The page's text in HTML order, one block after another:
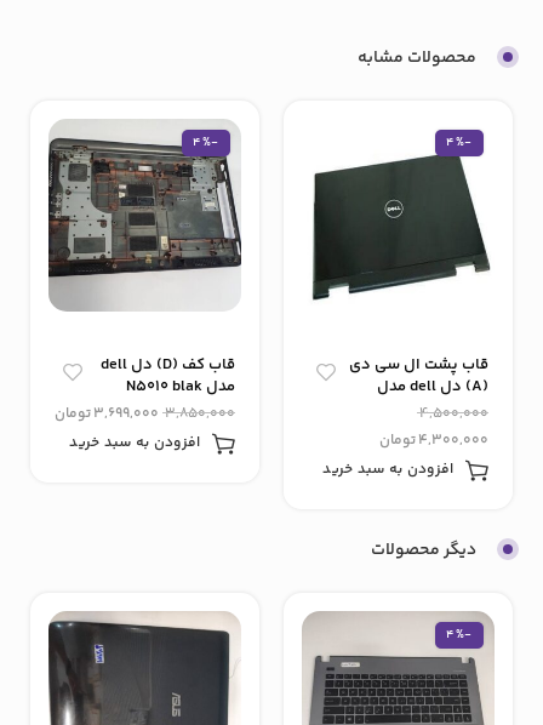
محصولات مشابه
-4%
قاب پشت ال سی دی
(A) دل dell مدل
vostro 1510
4,500,000
4,300,000تومان
افزودن به سبد خرید
-4%
قاب کف (D) دل dell
مدل N5010 blak
3,850,000
3,699,000تومان
افزودن به سبد خرید
دیگر محصولات
-4%